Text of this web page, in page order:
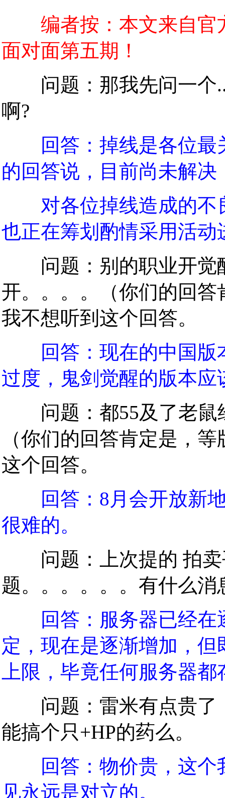
编者按：本文来自
面对面第五期！
问题：那我先问一个..
啊?
回答：掉线是各位
的回答说，目前尚未解
对各位掉线造成的
也正在筹划酌情采用活动
问题：别的职业开觉
开。。。。（你们的回
我不想听到这个回答。
回答：现在的中国
过度，鬼剑觉醒的版本应
问题：都55及了老鼠
（你们的回答肯定是，
这个回答。
回答：8月会开放新
很难的。
问题：上次提的 拍卖
题。。。。。。有什么消
回答：服务器已经
定，现在是逐渐增加，
上限，毕竟任何服务器
问题：雷米有点贵了
能搞个只+HP的药么。
回答：物价贵，这
见永远是对立的。